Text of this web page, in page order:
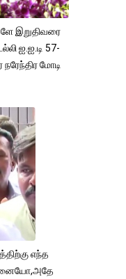
இறுதிவரை
ஐ.ஐ.டி 57-
நரேந்திர மோடி
எந்த